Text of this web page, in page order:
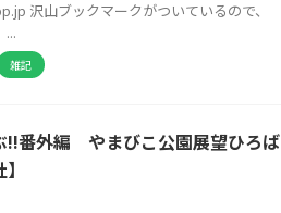
沢山ブックマークがついているので、
...
雑記
!!番外編 やまびこ公園展望ひろば